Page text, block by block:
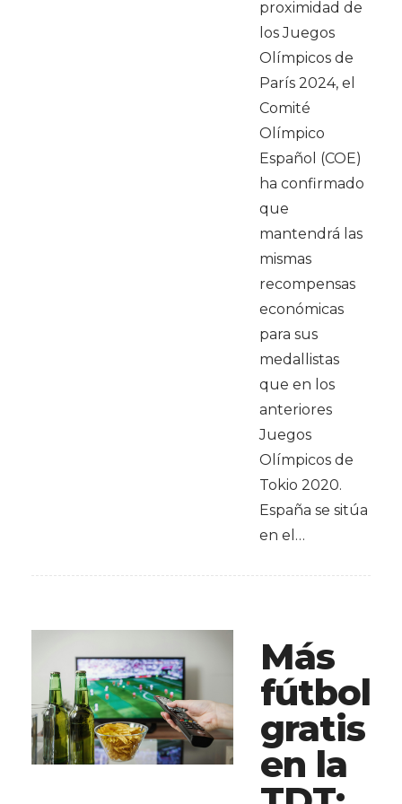
proximidad de
los Juegos
Olímpicos de
París 2024, el
Comité
Olímpico
Español (COE)
ha confirmado
que
mantendrá las
mismas
recompensas
económicas
para sus
medallistas
que en los
anteriores
Juegos
Olímpicos de
Tokio 2020.
España se sitúa
en el…
Más
fútbol
gratis
en la